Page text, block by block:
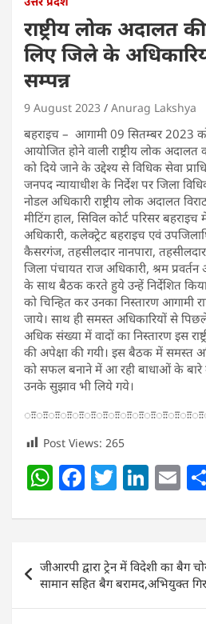
राष्ट्रीय लोक अदालत
लिए जिले के
सम्पन्न
9 August 2023 Anurag Lakshya
बहराइच – आगामी 09 सितम्बर 2023
आयोजित होने वाली राष्ट्रीय लोक
को दिये जाने के उद्देश्य से विधिक सेवा
जनपद न्यायाधीश के निर्देश पर जिला
नोडल अधिकारी राष्ट्रीय लोक अदालत
मीटिंग हाल, सिविल कोर्ट परिसर बहराइच
अधिकारी, कलेक्ट्रेट बहराइच एवं
कैसरगंज, तहसीलदार नानपारा,
जिला पंचायत राज अधिकारी, श्रम
के साथ बैठक करते हुये उन्हें निर्देशित
को चिन्हित कर उनका निस्तारण आगामी
जाये। साथ ही समस्त अधिकारियों से
अधिक संख्या में वादों का निस्तारण इस
की अपेक्षा की गयी। इस बैठक में समस्त
को सफल बनाने में आ रही बाधाओं के
उनके सुझाव भी लिये गये।
Post Views: 265
W
at
s
A
p
F
c
e
b
o
T
itt
er
Li
k
e
dI
n
E
ai
l
Post
navigation
जीआरपी द्वारा ट्रेन में विदेशी का बैग
सामान सहित बैग बरामद,अभियुक्त